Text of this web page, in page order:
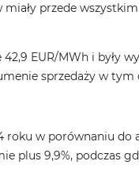
przede
EUR/MWh i były
sprzedaży w tym
roku w porównaniu do
plus 9,9%, podczas